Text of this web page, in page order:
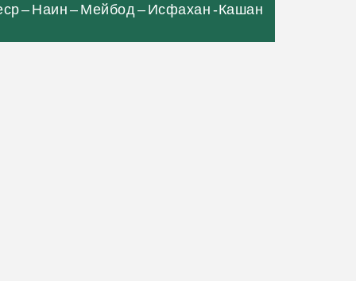
– Наин – Мейбод – Исфахан -Кашан